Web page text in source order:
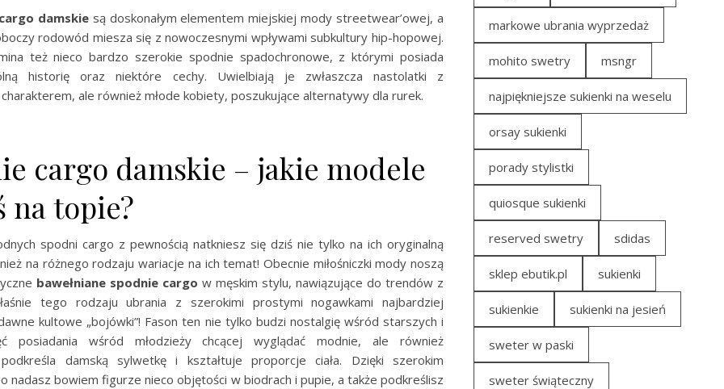
damskiesą doskonałym elementem miejskiej mody streetwear’owej, a
rodowód miesza się z nowoczesnymi wpływami subkultury hip-hopowej.
też nieco bardzo szerokie spodnie spadochronowe, z którymi posiada
historię oraz niektóre cechy. Uwielbiają je zwłaszcza nastolatki z
ale również młode kobiety, poszukujące alternatywy dla rurek.
cargo damskie – jakie modele
na topie?
spodni cargo z pewnością natkniesz się dziś nie tylko na ich oryginalną
na różnego rodzaju wariacje na ich temat! Obecnie miłośniczki mody noszą
bawełniane spodnie cargo w męskim stylu, nawiązujące do trendów z
tego rodzaju ubrania z szerokimi prostymi nogawkami najbardziej
kultowe „bojówki”! Fason ten nie tylko budzi nostalgię wśród starszych i
posiadania wśród młodzieży chcącej wyglądać modnie, ale również
damską sylwetkę i kształtuje proporcje ciała. Dzięki szerokim
nadasz bowiem figurze nieco objętości w biodrach i pupie, a także podkreślisz
markowe ubrania wyprzedaż
mohito swetry msngr
najpiękniejsze sukienki na weselu
orsay sukienki
porady stylistki
quiosque sukienki
reserved swetry sdidas
sklep ebutik.pl sukienki
sukienkie sukienki na jesień
sweter w paski
sweter świąteczny